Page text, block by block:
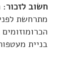
חשוב לזכור
מתרחשת
בניית